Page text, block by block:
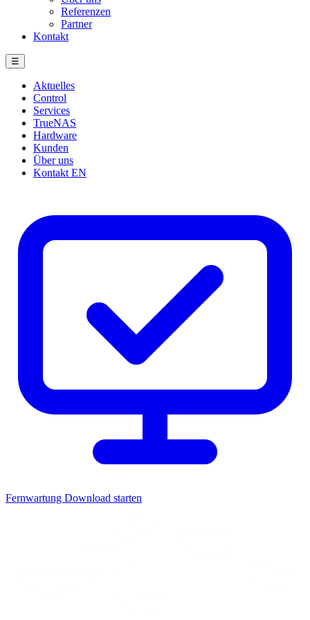
Referenzen
Partner
Kontakt
☰
Aktuelles
Control
Services
TrueNAS
Hardware
Kunden
Über uns
Kontakt EN
Fernwartung Download starten